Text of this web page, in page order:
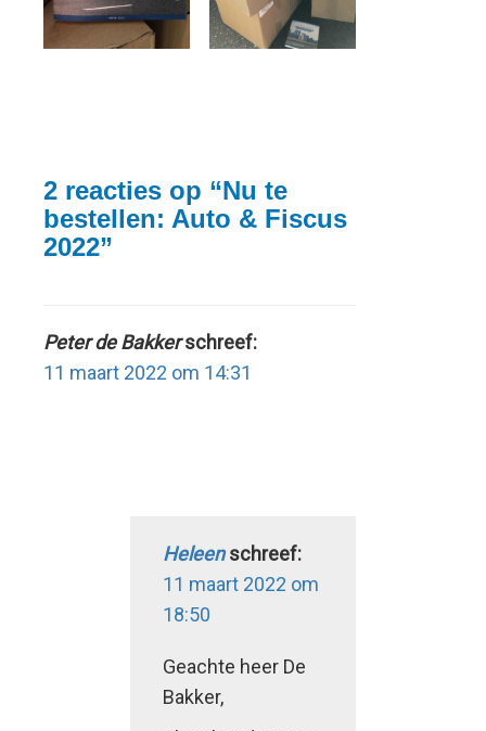
2 reacties op “Nu te
bestellen: Auto & Fiscus
2022”
Peter de Bakker schreef:
11 maart 2022 om 14:31
Heleen schreef:
11 maart 2022 om
18:50
Geachte heer De
Bakker,